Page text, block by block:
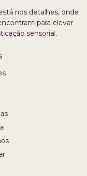
nos detalhes, onde
para elevar
sensorial.